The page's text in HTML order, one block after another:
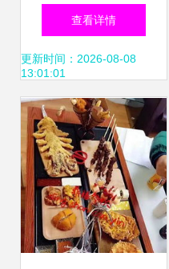
海南岛欢乐节 游客
大饱口福
查看详情
更新时间：2026-08-08
13:01:01